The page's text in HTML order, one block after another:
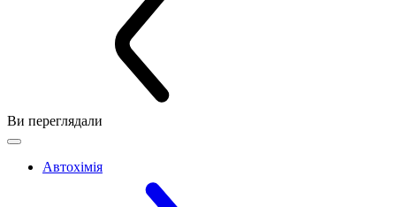
Ви переглядали
Автохімія